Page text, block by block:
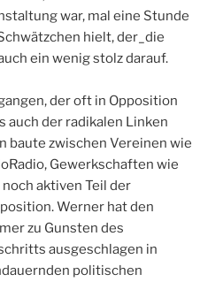
war, mal eine Stunde
hielt, der_die
ein wenig stolz darauf.
der oft in Opposition
auch der radikalen Linken
baute zwischen Vereinen wie
Gewerkschaften wie
aktiven Teil der
Werner hat den
zu Gunsten des
ausgeschlagen in
politischen